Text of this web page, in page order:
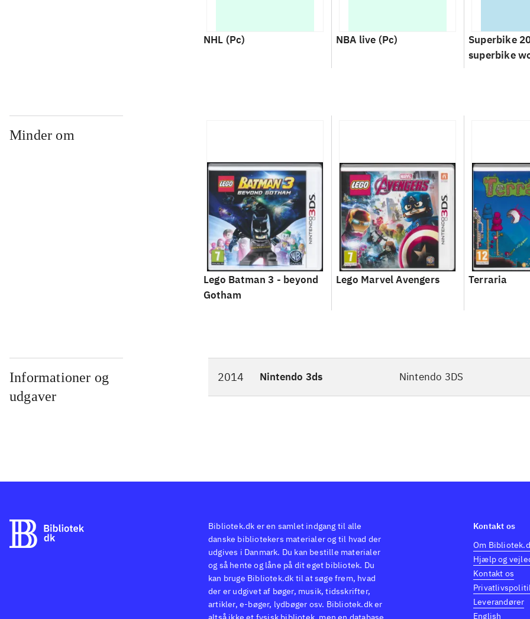
NHL (Pc) NBA live (Pc)
Superbike
superbike
Minder om
Lego Batman 3 - beyond
Gotham
Lego Marvel Avengers Terraria
Informationer og
udgaver
2014 Nintendo 3ds Nintendo 3DS
Bibliotek.dk er en samlet indgang til alle
danske bibliotekers materialer og til hvad der
udgives i Danmark. Du kan bestille materialer
og så hente og låne på dit eget bibliotek. Du
kan bruge Bibliotek.dk til at søge frem, hvad
der er udgivet af bøger, musik, tidsskrifter,
artikler, e-bøger, lydbøger osv. Bibliotek.dk er
Kontakt os
Om
Hjælp og
Kontakt os
Leverandører
English